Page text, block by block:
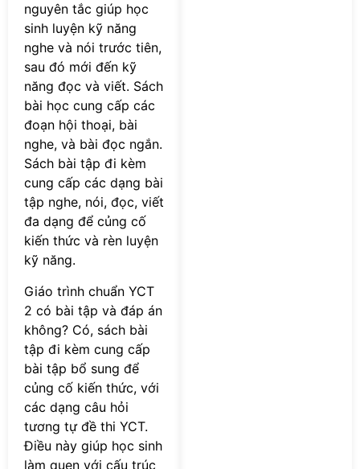
nguyên tắc giúp học
sinh luyện kỹ năng
nghe và nói trước tiên,
sau đó mới đến kỹ
năng đọc và viết. Sách
bài học cung cấp các
đoạn hội thoại, bài
nghe, và bài đọc ngắn.
Sách bài tập đi kèm
cung cấp các dạng bài
tập nghe, nói, đọc, viết
đa dạng để củng cố
kiến thức và rèn luyện
kỹ năng.
Giáo trình chuẩn YCT
2 có bài tập và đáp án
không? Có, sách bài
tập đi kèm cung cấp
bài tập bổ sung để
củng cố kiến thức, với
các dạng câu hỏi
tương tự đề thi YCT.
Điều này giúp học sinh
làm quen với cấu trúc